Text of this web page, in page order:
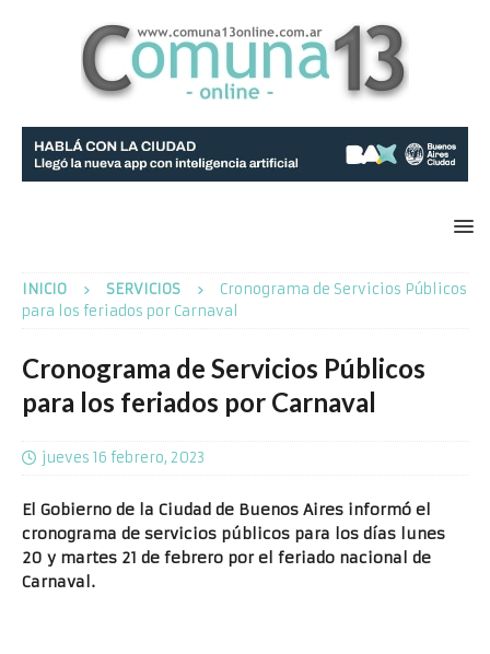
INICIO SERVICIOS
Cronograma de Servicios Públicos
para los feriados por Carnaval
Cronograma de Servicios Públicos
para los feriados por Carnaval
jueves 16 febrero, 2023
El Gobierno de la Ciudad de Buenos Aires informó el
cronograma de servicios públicos para los días lunes
20 y martes 21 de febrero por el feriado nacional de
Carnaval.